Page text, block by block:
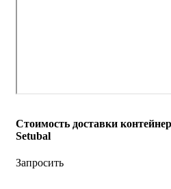
Стоимость доставки
Setubal
Запросить